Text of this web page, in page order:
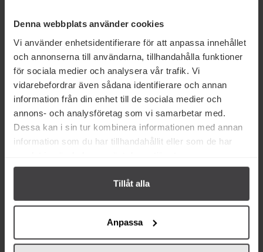
Denna webbplats använder cookies
Vi använder enhetsidentifierare för att anpassa innehållet
och annonserna till användarna, tillhandahålla funktioner
för sociala medier och analysera vår trafik. Vi
vidarebefordrar även sådana identifierare och annan
information från din enhet till de sociala medier och
annons- och analysföretag som vi samarbetar med.
Dessa kan i sin tur kombinera informationen med annan
information som du har tillhandahållit eller som de har
Tillåt alla
Anpassa
Prishistorik
Andra köper även
Monin Salted Caramel Syrup 70cl
137 kr
Monin Chai Tea Syrup 70cl